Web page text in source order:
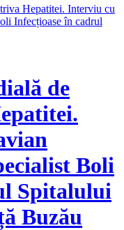
de
Boli
Spitalului
Buzău